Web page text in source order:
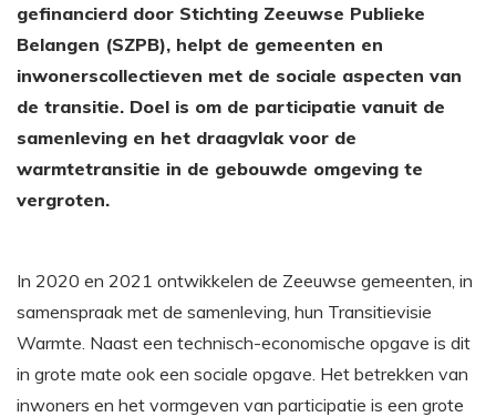
gefinancierd door Stichting Zeeuwse Publieke
Belangen (SZPB), helpt de gemeenten en
inwonerscollectieven met de sociale aspecten van
de transitie. Doel is om de participatie vanuit de
samenleving en het draagvlak voor de
warmtetransitie in de gebouwde omgeving te
vergroten.
In 2020 en 2021 ontwikkelen de Zeeuwse gemeenten, in
samenspraak met de samenleving, hun Transitievisie
Warmte. Naast een technisch-economische opgave is dit
in grote mate ook een sociale opgave. Het betrekken van
inwoners en het vormgeven van participatie is een grote